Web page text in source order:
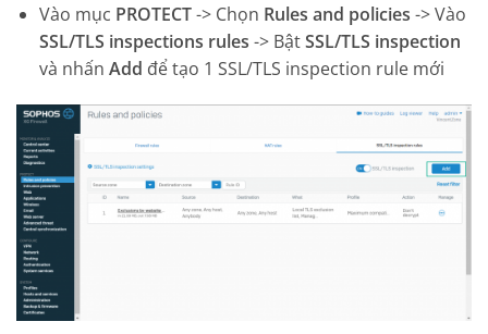
Vào mục PROTECT-> Chọn Rules and policies -> Vào
SSL/TLS inspections rules -> BậtSSL/TLS inspection
và nhấn Add để tạo 1 SSL/TLS inspection rule mới